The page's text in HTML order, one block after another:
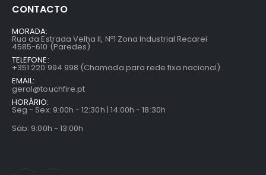
CONTACTO
MORADA:
Rua da Estrada Velha II, Nº1 Zona Industrial Recarei
4585-610 (Paredes)
TELEFONE:
+351 220 994 998 (Chamada para rede fixa nacional)
EMAIL:
geral@touchfire.pt
HORÁRIO:
Seg - Sex: 9:00h - 12:30h | 14:00h - 18:30h
Sáb: 9:00h - 13:00h